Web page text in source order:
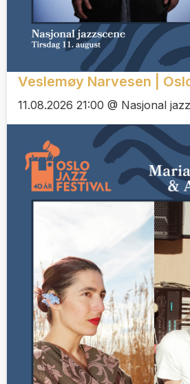
Veslemøy Narvesen |
11.08.2026 21:00 @ Nasjonal